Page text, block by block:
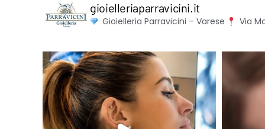
gioielleriaparravicini.it
Gioielleria Parravicini – Varese Via